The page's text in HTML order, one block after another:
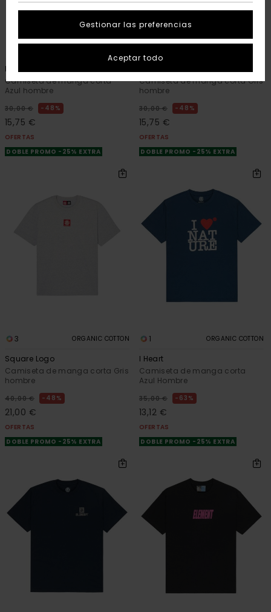
Icon Label Pocket
Camiseta de manga corta
Azul hombre
30,00 € 48%
15,75 €
OFERTAS
DOBLE PROMO -25% EXTRA
Camiseta de manga corta Gris
hombre
30,00 € 48%
15,75 €
OFERTAS
DOBLE PROMO -25% EXTRA
3 ORGANIC COTTON
Square Logo
Camiseta de manga corta Gris
hombre
40,00 € 48%
21,00 €
OFERTAS
DOBLE PROMO -25% EXTRA
1 ORGANIC COTTON
I Heart
Camiseta de manga corta
Azul Hombre
35,00 € 63%
13,12 €
OFERTAS
DOBLE PROMO -25% EXTRA
Gestionar las preferencias
Aceptar todo